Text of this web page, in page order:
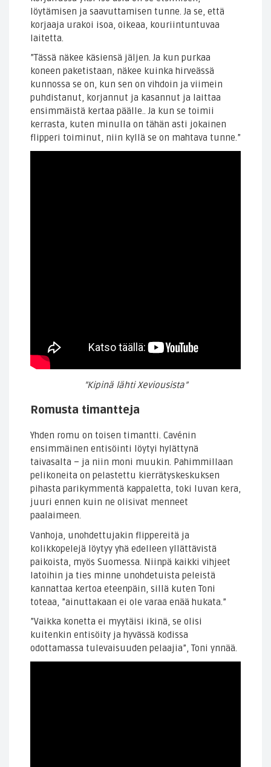
löytämisen ja saavuttamisen tunne. Ja se, että
korjaaja urakoi isoa, oikeaa, kouriintuntuvaa
laitetta.
”Tässä näkee käsiensä jäljen. Ja kun purkaa
koneen paketistaan, näkee kuinka hirveässä
kunnossa se on, kun sen on vihdoin ja viimein
puhdistanut, korjannut ja kasannut ja laittaa
ensimmäistä kertaa päälle.. Ja kun se toimii
kerrasta, kuten minulla on tähän asti jokainen
flipperi toiminut, niin kyllä se on mahtava tunne.”
”Kipinä lähti Xeviousista”
Romusta timantteja
Yhden romu on toisen timantti. Cavénin
ensimmäinen entisöinti löytyi hylättynä
taivasalta – ja niin moni muukin. Pahimmillaan
pelikoneita on pelastettu kierrätyskeskuksen
pihasta parikymmentä kappaletta, toki luvan kera,
juuri ennen kuin ne olisivat menneet
paalaimeen.
Vanhoja, unohdettujakin flippereitä ja
kolikkopelejä löytyy yhä edelleen yllättävistä
paikoista, myös Suomessa. Niinpä kaikki vihjeet
latoihin ja ties minne unohdetuista peleistä
kannattaa kertoa eteenpäin, sillä kuten Toni
toteaa, ”ainuttakaan ei ole varaa enää hukata.”
”Vaikka konetta ei myytäisi ikinä, se olisi
kuitenkin entisöity ja hyvässä kodissa
odottamassa tulevaisuuden pelaajia”, Toni ynnää.